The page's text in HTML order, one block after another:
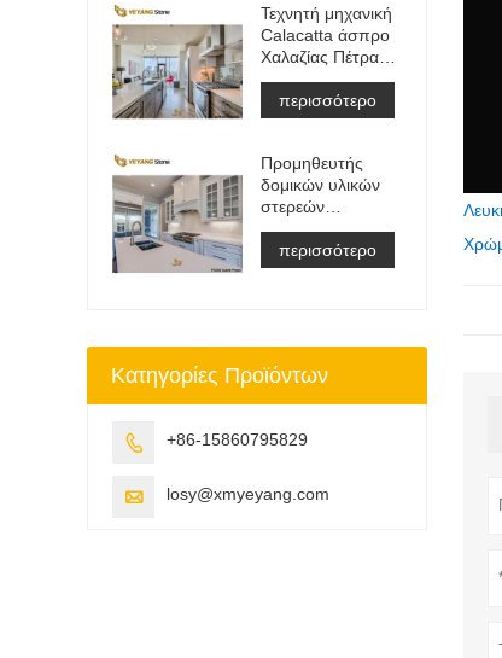
Τεχνητή μηχανική
Calacatta άσπρο
Χαλαζίας Πέτρα
Πάγκος
&αμπέραζ;
ματαιοδοξία
&αμπέραζ;
Δουλειά Μπλουζα
Πλάκα
περισσότερο
Προμηθευτής
δομικών υλικών
στερεών
επιφανειών
τεχνητής πέτρας
χαλαζία
περισσότερο
Κατηγορίες Προϊόντων
 +86-15860795829
 losy@xmyeyang.com